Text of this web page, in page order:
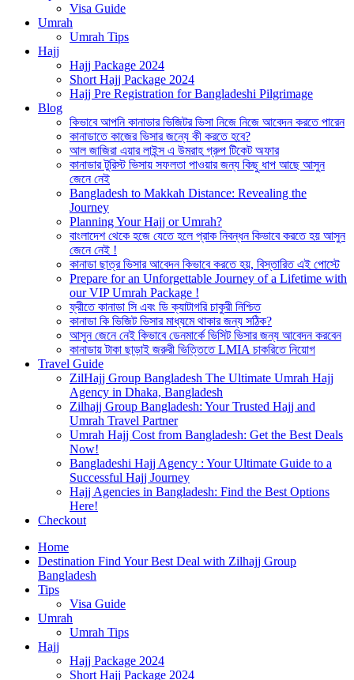
Visa Guide
Umrah
Umrah Tips
Hajj
Hajj Package 2024
Short Hajj Package 2024
Hajj Pre Registration for Bangladeshi Pilgrimage
Blog
কিভাবে আপনি কানাডার ভিজিটর ভিসা নিজে নিজে আবেদন করতে পারেন
কানাডাতে কাজের ভিসার জন্যে কী করতে হবে?
আল জাজিরা এয়ার লাইন্স এ উমরাহ গ্রুপ টিকেট অফার
কানাডার টুরিস্ট ভিসায় সফলতা পাওয়ার জন্য কিছু ধাপ আছে আসুন
জেনে নেই
Bangladesh to Makkah Distance: Revealing the
Journey
Planning Your Hajj or Umrah?
বাংলাদেশ থেকে হজে যেতে হলে প্রাক নিবন্ধন কিভাবে করতে হয় আসুন
জেনে নেই !
কানাডা ছাত্র ভিসার আবেদন কিভাবে করতে হয়, বিস্তারিত এই পোস্টে
Prepare for an Unforgettable Journey of a Lifetime with
our VIP Umrah Package !
ফ্রীতে কানাডা সি এবং ডি ক্যাটাগরি চাকুরী নিশ্চিত
কানাডা কি ভিজিট ভিসার মাধ্যমে থাকার জন্য সঠিক?
আসুন জেনে নেই কিভাবে ডেনমার্কে ভিসিট ভিসার জন্য আবেদন করবেন
কানাডায় টাকা ছাড়াই জরুরী ভিত্তিতে LMIA চাকরিতে নিয়োগ
Travel Guide
ZilHajj Group Bangladesh The Ultimate Umrah Hajj
Agency in Dhaka, Bangladesh
Zilhajj Group Bangladesh: Your Trusted Hajj and
Umrah Travel Partner
Umrah Hajj Cost from Bangladesh: Get the Best Deals
Now!
Bangladeshi Hajj Agency : Your Ultimate Guide to a
Successful Hajj Journey
Hajj Agencies in Bangladesh: Find the Best Options
Here!
Checkout
Home
Destination Find Your Best Deal with Zilhajj Group
Bangladesh
Tips
Visa Guide
Umrah
Umrah Tips
Hajj
Hajj Package 2024
Short Hajj Package 2024